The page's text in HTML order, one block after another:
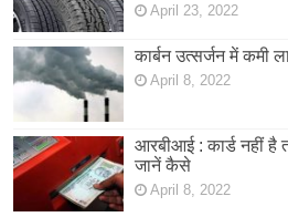
April 23, 2022
कार्बन उत्सर्जन में कमी
April 8, 2022
आरबीआई : कार्ड नहीं है
जानें कैसे
April 8, 2022